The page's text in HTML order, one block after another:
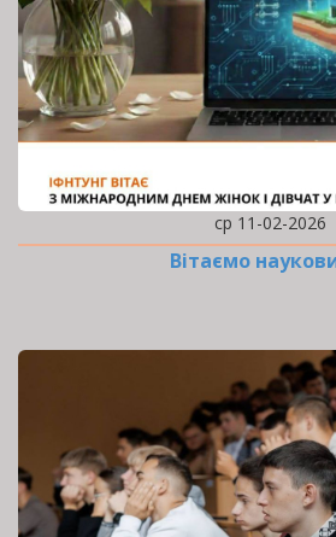
ср 11-02-2026
Вітаємо